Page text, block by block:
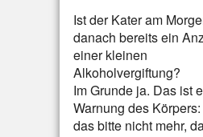
Ist der Kater am
danach bereits ein
einer kleinen
Alkoholvergiftung?
Im Grunde ja. Das ist
Warnung des
das bitte nicht mehr,